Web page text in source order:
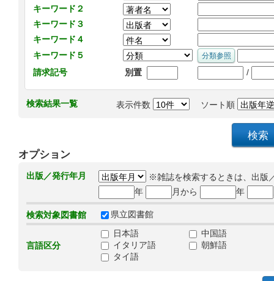
キーワード２
キーワード３
キーワード４
キーワード５
請求記号
別置 /
検索結果一覧 表示件数 ソート順
オプション
出版／発行年月
※雑誌を検索するときは、出版
年
月から 年
検索対象図書館 県立図書館
言語区分
日本語
中国語
イタリア語
朝鮮語
タイ語